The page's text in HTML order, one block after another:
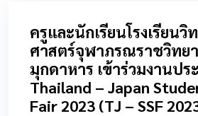
ครูและนักเรียนโรงเรียนวิ
ศาสตร์จุฬาภรณราชวิทย
มุกดาหาร เข้าร่วมงานปร
Thailand – Japan
Fair 2023 (TJ – SSF